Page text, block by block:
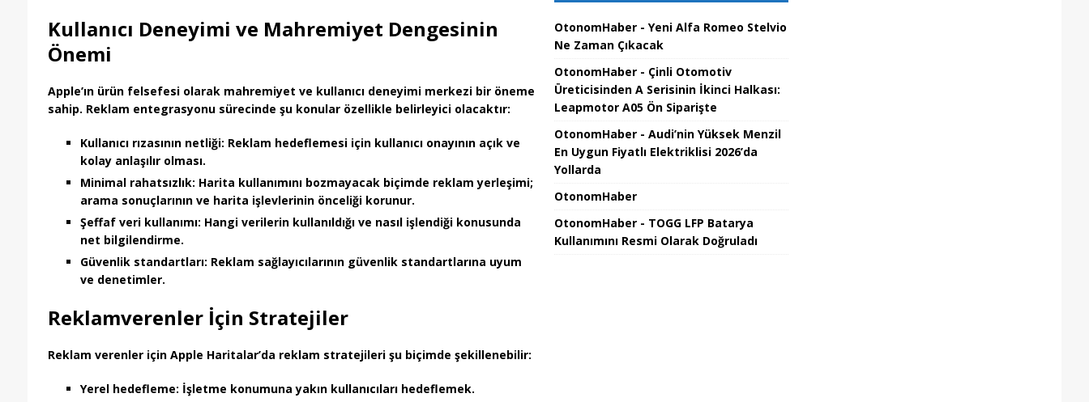
Kullanıcı Deneyimi ve Mahremiyet Dengesinin
Önemi
Apple’ın ürün felsefesi olarak mahremiyet ve kullanıcı deneyimimerkezi bir öneme
sahip. Reklam entegrasyonu sürecinde şu konular özellikle belirleyici olacaktır:
Kullanıcı rızasının netliği: Reklam hedeflemesi için kullanıcı onayının açık ve
kolay anlaşılır olması.
Minimal rahatsızlık: Harita kullanımını bozmayacak biçimde reklam yerleşimi;
arama sonuçlarının ve harita işlevlerinin önceliği korunur.
Şeffaf veri kullanımı: Hangi verilerin kullanıldığı ve nasıl işlendiği konusunda
net bilgilendirme.
Güvenlik standartları: Reklam sağlayıcılarının güvenlik standartlarına uyum
ve denetimler.
Reklamverenler İçin Stratejiler
Reklam verenler için Apple Haritalar’da reklam stratejilerişu biçimde şekillenebilir:
Yerel hedefleme: İşletme konumuna yakın kullanıcıları hedeflemek.
OtonomHaber - Yeni Alfa Romeo Stelvio
Ne Zaman Çıkacak
OtonomHaber - Çinli Otomotiv
Üreticisinden A Serisinin İkinci Halkası:
Leapmotor A05 Ön Siparişte
OtonomHaber - Audi’nin Yüksek Menzil
En Uygun Fiyatlı Elektriklisi 2026’da
Yollarda
OtonomHaber
OtonomHaber - TOGG LFP Batarya
Kullanımını Resmi Olarak Doğruladı